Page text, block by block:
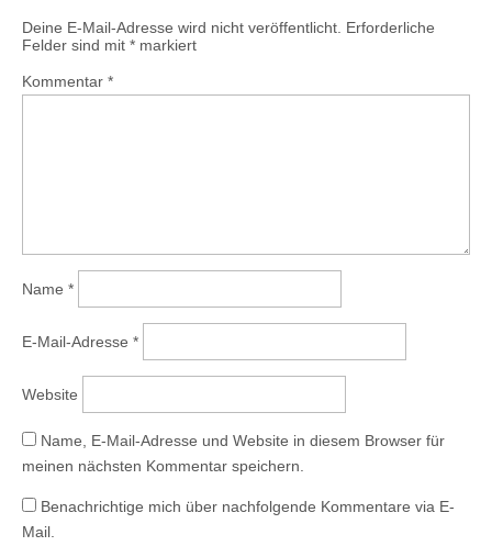
Deine E-Mail-Adresse wird nicht veröffentlicht. Erforderliche
Felder sind mit * markiert
Kommentar *
Name *
E-Mail-Adresse *
Website
Name, E-Mail-Adresse und Website in diesem Browser für
meinen nächsten Kommentar speichern.
Benachrichtige mich über nachfolgende Kommentare via E-
Mail.